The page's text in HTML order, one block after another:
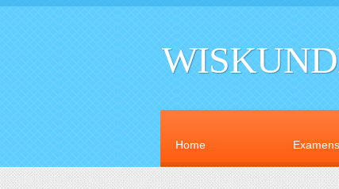
Home Examens